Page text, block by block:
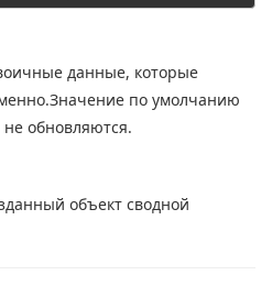
данные, которые
по умолчанию
обновляются.
объект сводной